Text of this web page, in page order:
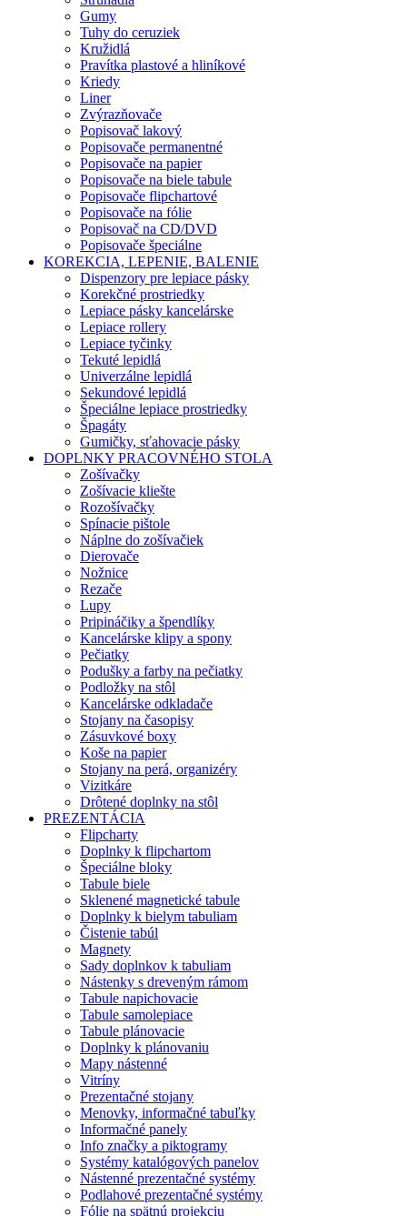
Gumy
Tuhy do ceruziek
Kružidlá
Pravítka plastové a hliníkové
Kriedy
Liner
Zvýrazňovače
Popisovač lakový
Popisovače permanentné
Popisovače na papier
Popisovače na biele tabule
Popisovače flipchartové
Popisovače na fólie
Popisovač na CD/DVD
Popisovače špeciálne
KOREKCIA, LEPENIE, BALENIE
Dispenzory pre lepiace pásky
Korekčné prostriedky
Lepiace pásky kancelárske
Lepiace rollery
Lepiace tyčinky
Tekuté lepidlá
Univerzálne lepidlá
Sekundové lepidlá
Špeciálne lepiace prostriedky
Špagáty
Gumičky, sťahovacie pásky
DOPLNKY PRACOVNÉHO STOLA
Zošívačky
Zošívacie kliešte
Rozošívačky
Spínacie pištole
Náplne do zošívačiek
Dierovače
Nožnice
Rezače
Lupy
Pripináčiky a špendlíky
Kancelárske klipy a spony
Pečiatky
Podušky a farby na pečiatky
Podložky na stôl
Kancelárske odkladače
Stojany na časopisy
Zásuvkové boxy
Koše na papier
Stojany na perá, organizéry
Vizitkáre
Drôtené doplnky na stôl
PREZENTÁCIA
Flipcharty
Doplnky k flipchartom
Špeciálne bloky
Tabule biele
Sklenené magnetické tabule
Doplnky k bielym tabuliam
Čistenie tabúl
Magnety
Sady doplnkov k tabuliam
Nástenky s dreveným rámom
Tabule napichovacie
Tabule samolepiace
Tabule plánovacie
Doplnky k plánovaniu
Mapy nástenné
Vitríny
Prezentačné stojany
Menovky, informačné tabuľky
Informačné panely
Info značky a piktogramy
Systémy katalógových panelov
Nástenné prezentačné systémy
Podlahové prezentačné systémy
Fólie na spätnú projekciu